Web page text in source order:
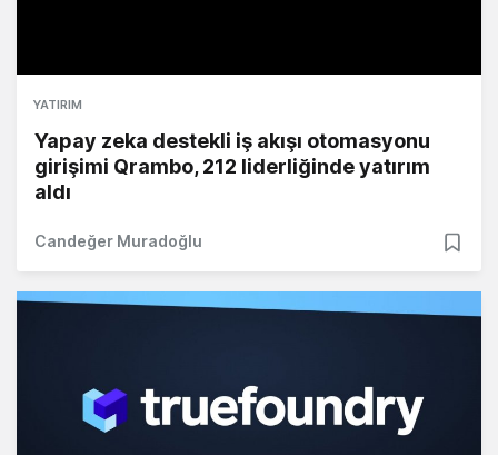
YATIRIM
Yapay zeka destekli iş akışı otomasyonu
girişimi Qrambo, 212 liderliğinde yatırım
aldı
Candeğer Muradoğlu